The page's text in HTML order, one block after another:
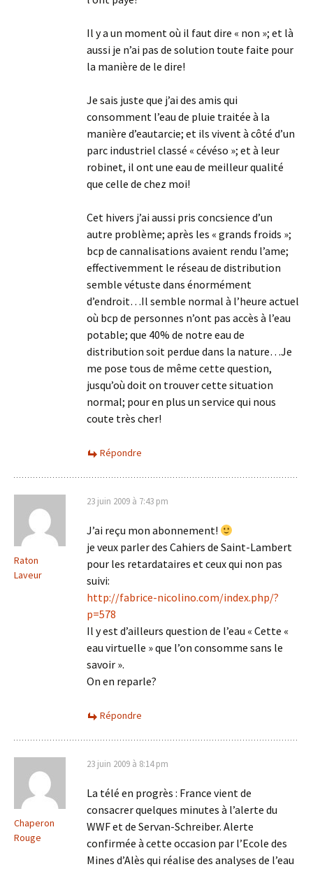
Il y a un moment où il faut dire « non »; et là
aussi je n’ai pas de solution toute faite pour
la manière de le dire!
Je sais juste que j’ai des amis qui
consomment l’eau de pluie traitée à la
manière d’eautarcie; et ils vivent à côté d’un
parc industriel classé « cévéso »; et à leur
robinet, il ont une eau de meilleur qualité
que celle de chez moi!
Cet hivers j’ai aussi pris concsience d’un
autre problème; après les « grands froids »;
bcp de cannalisations avaient rendu l’ame;
effectivemment le réseau de distribution
semble vétuste dans énormément
d’endroit…Il semble normal à l’heure actuel
où bcp de personnes n’ont pas accès à l’eau
potable; que 40% de notre eau de
distribution soit perdue dans la nature…Je
me pose tous de même cette question,
jusqu’où doit on trouver cette situation
normal; pour en plus un service qui nous
coute très cher!
Répondre
Raton
Laveur
23 juin 2009 à 7:43 pm
J’ai reçu mon abonnement!
je veux parler des Cahiers de Saint-Lambert
pour les retardataires et ceux qui non pas
suivi:
http://fabrice-nicolino.com/index.php/?
p=578
Il y est d’ailleurs question de l’eau « Cette «
eau virtuelle » que l’on consomme sans le
savoir ».
On en reparle?
Répondre
Chaperon
Rouge
23 juin 2009 à 8:14 pm
La télé en progrès : France vient de
consacrer quelques minutes à l’alerte du
WWF et de Servan-Schreiber. Alerte
confirmée à cette occasion par l’Ecole des
Mines d’Alès qui réalise des analyses de l’eau